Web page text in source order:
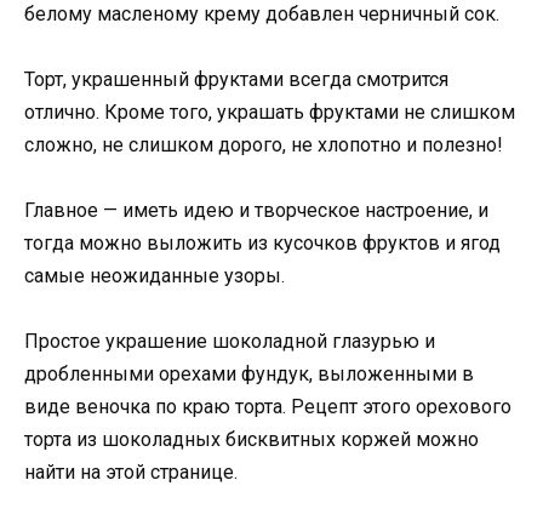
белому масленому крему добавлен черничный сок.
Торт, украшенный фруктами всегда смотрится
отлично. Кроме того, украшать фруктами не слишком
сложно, не слишком дорого, не хлопотно и полезно!
Главное — иметь идею и творческое настроение, и
тогда можно выложить из кусочков фруктов и ягод
самые неожиданные узоры.
Простое украшение шоколадной глазурью и
дробленными орехами фундук, выложенными в
виде веночка по краю торта. Рецепт этого орехового
торта из шоколадных бисквитных коржей можно
найти на этой странице.